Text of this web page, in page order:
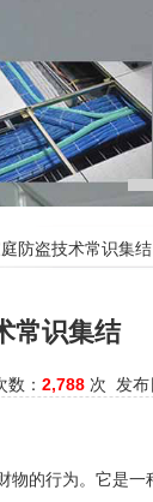
防盗技术常识集结
常识集结
数： 2,788 次 发布
物的行为。它是一